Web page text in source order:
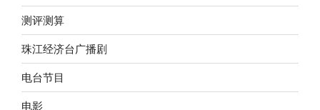
测评测算
珠江经济台广播剧
电台节目
电影